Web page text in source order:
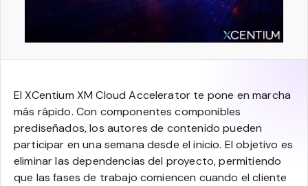
El XCentium XM Cloud Accelerator te pone en marcha
más rápido. Con componentes componibles
prediseñados, los autores de contenido pueden
participar en una semana desde el inicio. El objetivo es
eliminar las dependencias del proyecto, permitiendo
que las fases de trabajo comiencen cuando el cliente